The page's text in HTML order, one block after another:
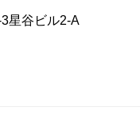
星谷ビル2-A